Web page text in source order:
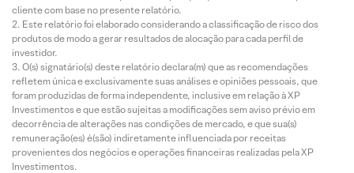
cliente com base no presente relatório.
Este relatório foi elaborado considerando a classificação de risco dos
produtos de modo a gerar resultados de alocação para cada perfil de
investidor.
O(s) signatário(s) deste relatório declara(m) que as recomendações
refletem única e exclusivamente suas análises e opiniões pessoais, que
foram produzidas de forma independente, inclusive em relação à XP
Investimentos e que estão sujeitas a modificações sem aviso prévio em
decorrência de alterações nas condições de mercado, e que sua(s)
remuneração(es) é(são) indiretamente influenciada por receitas
provenientes dos negócios e operações financeiras realizadas pela XP
Investimentos.